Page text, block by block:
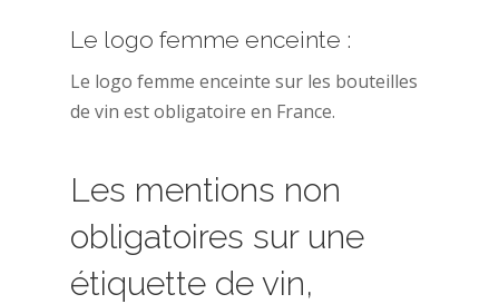
Le logo femme enceinte :
Le logo femme enceinte sur les bouteilles
de vin est obligatoire en France.
Les mentions non
obligatoires sur une
étiquette de vin,